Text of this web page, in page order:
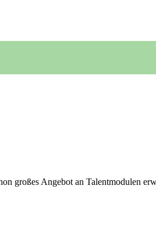
großes Angebot an Talentmodulen